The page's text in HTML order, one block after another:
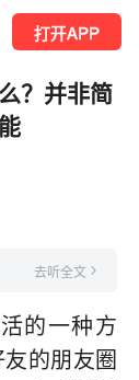
打开APP
？并非简
去听全文
的一种方
的朋友圈